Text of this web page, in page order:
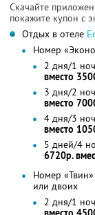
Скачайте
покажите купон с
Отдых в отеле
Номер
2 дня/1
вместо
3 дня/2
вместо
4 дня/3
вместо
5 дней/4
6720р.
Номер
или двоих
2 дня/1